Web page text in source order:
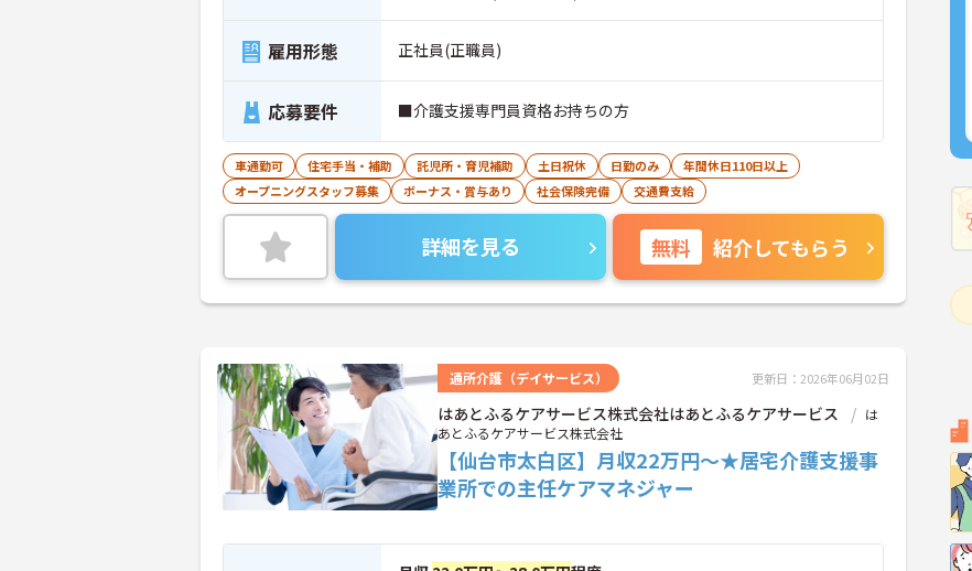
雇用形態 正社員(正職員)
応募要件 ■介護支援専門員資格お持ちの方
車通勤可 住宅手当・補助 託児所・育児補助 土日祝休 日勤のみ
年間休日110日以上
オープニングスタッフ募集
ボーナス・賞与あり 社会保険完備 交通費支給
詳細を見る 無料 紹介してもらう
通所介護（デイサービス） 更新日：2026年06月02日
はあとふるケアサービス株式会社はあとふるケアサービス
は
あとふるケアサービス株式会社
【仙台市太白区】月収22万円～★居宅介護支援事
業所での主任ケアマネジャー